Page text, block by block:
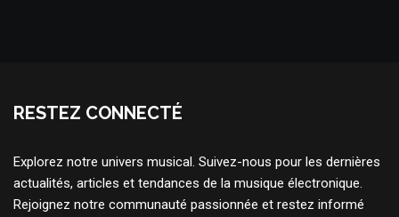
RESTEZ CONNECTÉ
Explorez notre univers musical. Suivez-nous pour les dernières
actualités, articles et tendances de la musique électronique.
Rejoignez notre communauté passionnée et restez informé